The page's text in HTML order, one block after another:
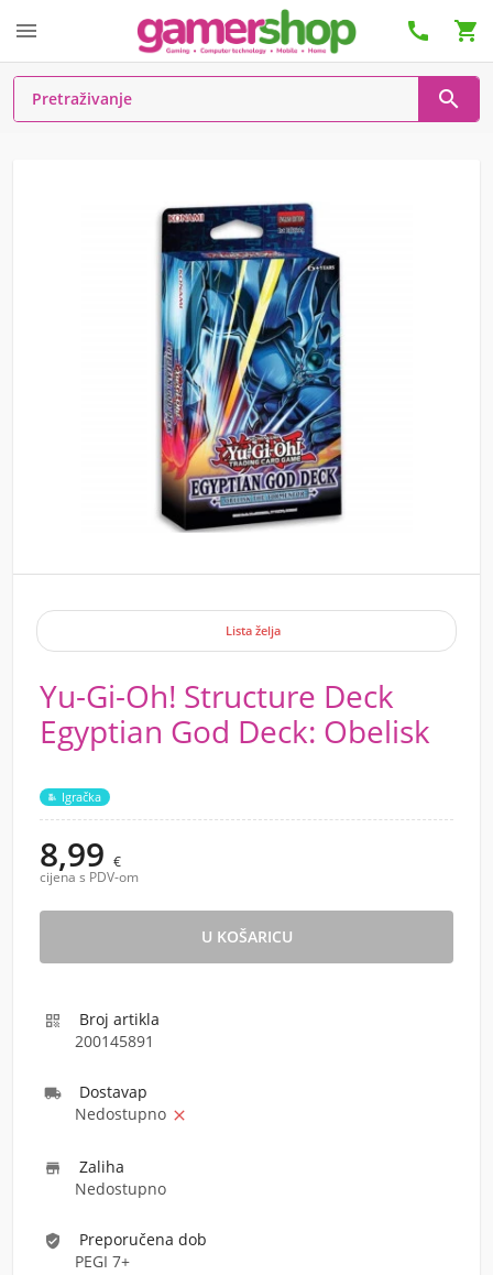
  

Lista želja
Yu-Gi-Oh! Structure Deck
Egyptian God Deck: Obelisk
Igračka
8,99 €
cijena s PDV-om

Broj artikla
200145891
 Dostavap
Nedostupno 

Zaliha
Nedostupno
verified_user
Preporučena dob
PEGI 7+